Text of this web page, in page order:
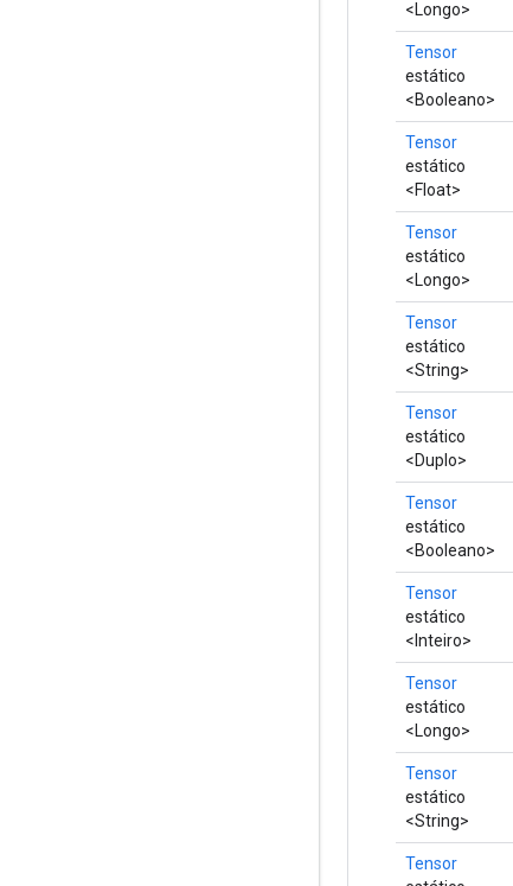
<Longo>
Tensor
estático
<Booleano>
Tensor
estático
<Float>
Tensor
estático
<Longo>
Tensor
estático
<String>
Tensor
estático
<Duplo>
Tensor
estático
<Booleano>
Tensor
estático
<Inteiro>
Tensor
estático
<Longo>
Tensor
estático
<String>
Tensor